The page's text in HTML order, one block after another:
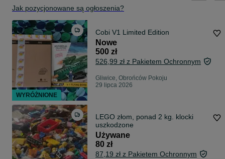
Jak pozycjonowane są ogłoszenia?
Cobi V1 Limited Edition
Nowe
500 zł
526,99 zł z Pakietem Ochronnym
Gliwice, Obrońców Pokoju
29 lipca 2026
LEGO złom, ponad 2 kg. klocki
uszkodzone
Używane
80 zł
87,19 zł z Pakietem Ochronnym
WYRÓŻNIONE